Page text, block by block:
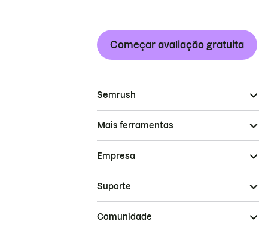
Começar avaliação gratuita
Semrush
Mais ferramentas
Empresa
Suporte
Comunidade